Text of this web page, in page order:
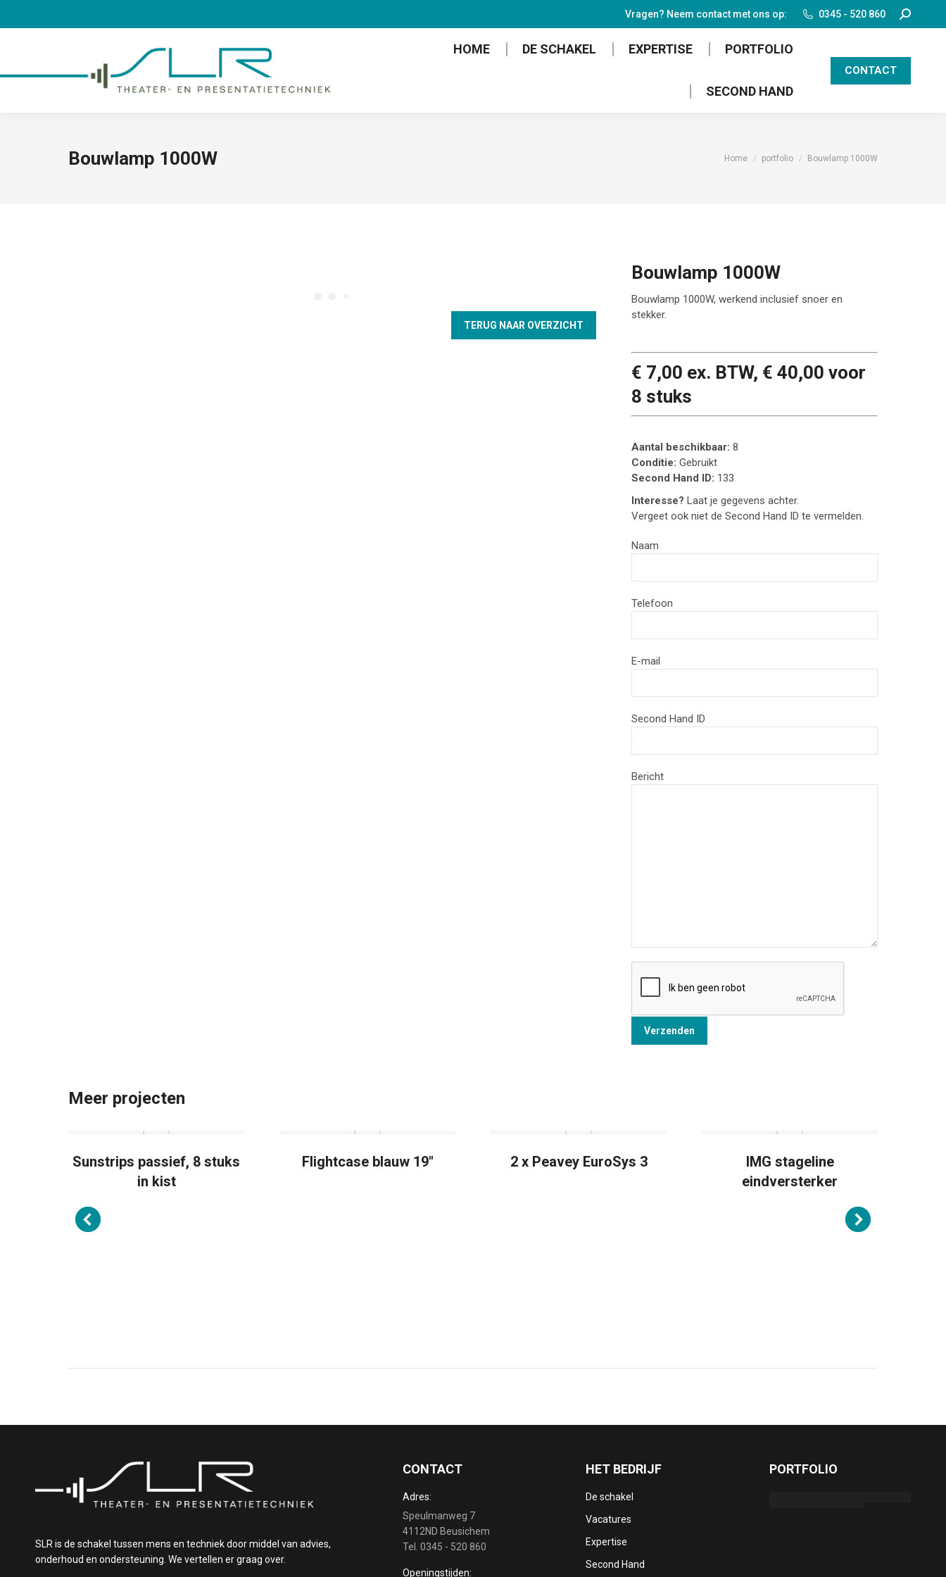
Vragen? Neem contact met ons op: 0345 - 520 860 Search:
HOME DE SCHAKEL EXPERTISE PORTFOLIO
SECOND HAND
CONTACT
Bouwlamp 1000W Je bent hier:
Home portfolio Bouwlamp 1000W
TERUG NAAR OVERZICHT
Bouwlamp 1000W
Bouwlamp 1000W, werkend inclusief snoer en
stekker.
€ 7,00 ex. BTW, € 40,00 voor
8 stuks
Aantal beschikbaar: 8
Conditie: Gebruikt
Second Hand ID: 133
Interesse? Laat je gegevens achter.
Vergeet ook niet de Second Hand ID te vermelden.
Naam
Telefoon
E-mail
Second Hand ID
Bericht
Meer projecten
Sunstrips passief, 8 stuks
in kist
Flightcase blauw 19″ 2 x Peavey EuroSys 3
IMG stageline
eindversterker
SLR is de schakel tussen mens en techniek door middel van advies,
onderhoud en ondersteuning. We vertellen er graag over.
CONTACT
Adres:
Speulmanweg 7
4112ND Beusichem
Tel. 0345 - 520 860
Openingstijden:
HET BEDRIJF
De schakel
Vacatures
Expertise
Second Hand
PORTFOLIO